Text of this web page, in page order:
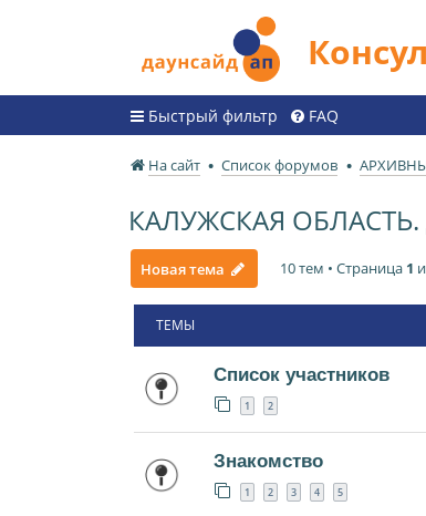
Быстрый фильтр FAQ
На сайт Список форумов
КАЛУЖСКАЯ
Новая тема 10 тем • Страница 1
ТЕМЫ
Список участников
1 2
Знакомство
1 2 3 4 5